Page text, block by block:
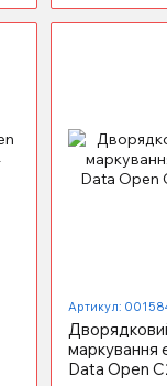
Артикул:
маркування
Data Open